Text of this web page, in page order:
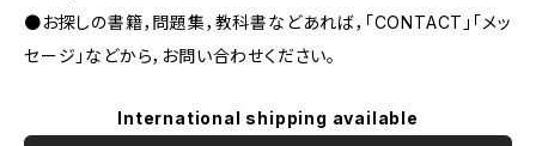
●お探しの書籍，問題集，教科書などあれば，「CONTACT」「メッ
セージ」などから，お問い合わせください。
International shipping available